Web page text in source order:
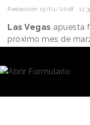
Redacción 15/01/2018 ·
Las Vegas apuesta
próximo mes de
Arena.